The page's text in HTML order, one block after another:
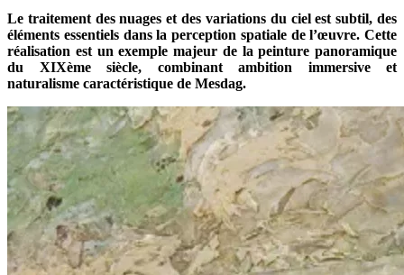
Le traitement des nuages et des variations du ciel est subtil, des
éléments essentiels dans la perception spatiale de l’œuvre. Cette
réalisation est un exemple majeur de la peinture panoramique
du XIXème siècle, combinant ambition immersive et
naturalisme caractéristique de Mesdag.